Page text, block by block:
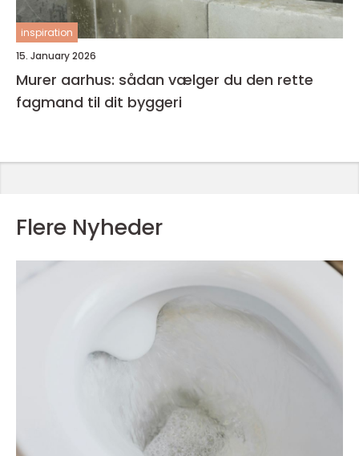
inspiration
15. January 2026
Murer aarhus: sådan vælger du den rette
fagmand til dit byggeri
Flere Nyheder